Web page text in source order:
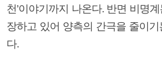
천’이야기까지 나온다. 반면 비명
장하고 있어 양측의 간극을 줄이
다.